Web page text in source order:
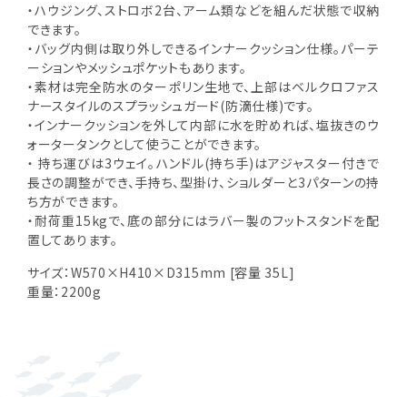
・ハウジング、ストロボ2台、アーム類などを組んだ状態で収納
できます。
・バッグ内側は取り外しできるインナークッション仕様。パーテ
ーションやメッシュポケットもあります。
・素材は完全防水のターポリン生地で、上部はベルクロファス
ナースタイルのスプラッシュガード(防滴仕様)です。
・インナークッションを外して内部に水を貯めれば、塩抜きのウ
ォータータンクとして使うことができます。
・ 持ち運びは3ウェイ。ハンドル(持ち手)はアジャスター付きで
長さの調整ができ、手持ち、型掛け、ショルダーと3パターンの持
ち方ができます。
・耐荷重15kgで、底の部分にはラバー製のフットスタンドを配
置してあります。
サイズ：W570×H410×D315mm [容量 35L]
重量：2200g